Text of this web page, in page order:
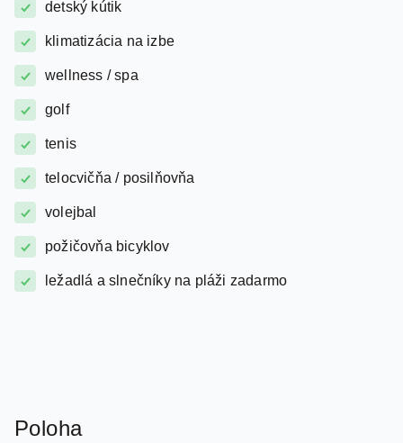
klimatizácia na izbe
wellness / spa
golf
tenis
telocvičňa / posilňovňa
volejbal
požičovňa bicyklov
ležadlá a slnečníky na pláži zadarmo
Hotel sa nachádza 1 km od Antalya. Letisko Antalya je